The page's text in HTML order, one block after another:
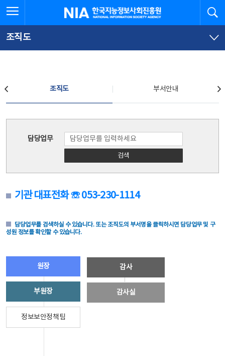
문
로
가
체
뉴
바
가
한국지능정보사회진흥원
조직도
조직도 부서안내
담당업무
검색
기관 대표전화 ☏ 053-230-1114
담당업무를 검색하실 수 있습니다. 또는 조직도의 부서명을 클릭하시면 담당업무 및 구
성원 정보를 확인할 수 있습니다.
원장
부원장
정보보안정책팀
감사
감사실